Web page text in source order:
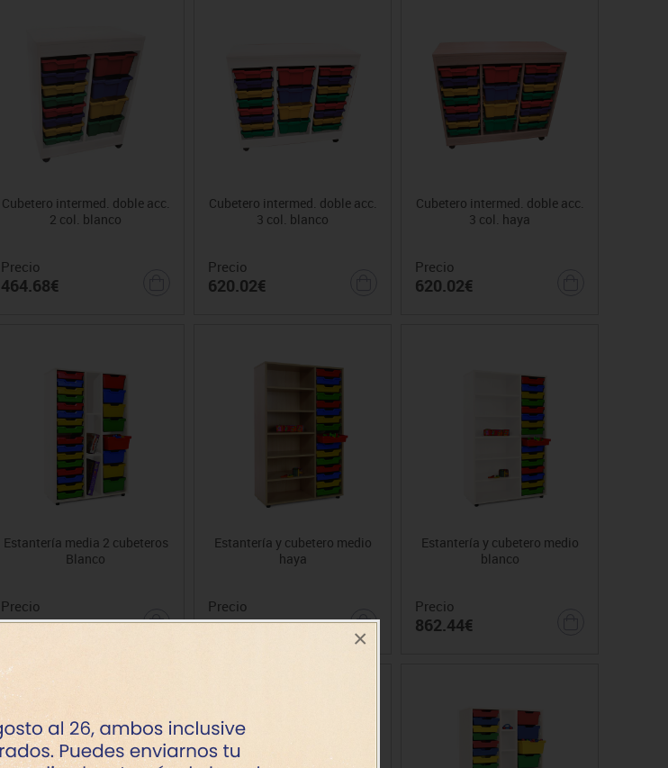
×
Cubetero intermed. doble acc.
2 col. blanco
Precio
464.68€
Cubetero intermed. doble acc.
3 col. blanco
Precio
620.02€
Cubetero intermed. doble acc.
3 col. haya
Precio
620.02€
Estantería media 2 cubeteros
Blanco
Precio
1093.62€
Estantería y cubetero medio
haya
Precio
862.44€
Estantería y cubetero medio
blanco
Precio
862.44€